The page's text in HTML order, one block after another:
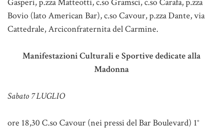
Bovio (lato American Bar), c.so Cavour, p.zza Dante, via
Cattedrale, Arciconfraternita del Carmine.
Manifestazioni Culturali e Sportive dedicate alla
Madonna
Sabato 7 LUGLIO
ore 18,30 C.so Cavour (nei pressi del Bar Boulevard) 1°